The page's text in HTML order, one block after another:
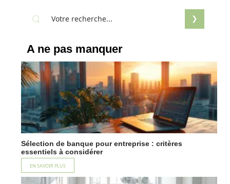
A ne pas manquer
Sélection de banque pour entreprise : critères
essentiels à considérer
EN SAVOIR PLUS